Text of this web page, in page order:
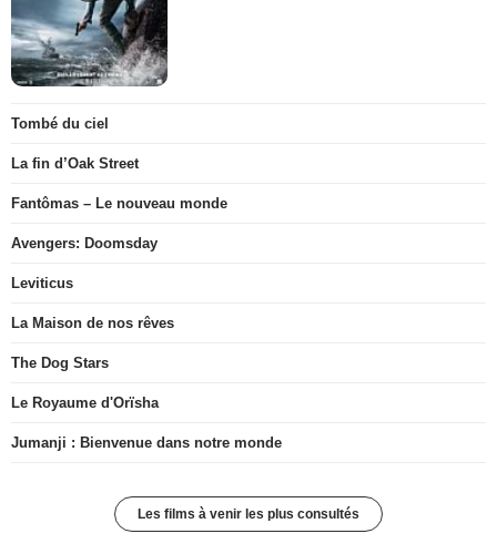
Tombé du ciel
La fin d’Oak Street
Fantômas – Le nouveau monde
Avengers: Doomsday
Leviticus
La Maison de nos rêves
The Dog Stars
Le Royaume d'Orïsha
Jumanji : Bienvenue dans notre monde
Les films à venir les plus consultés